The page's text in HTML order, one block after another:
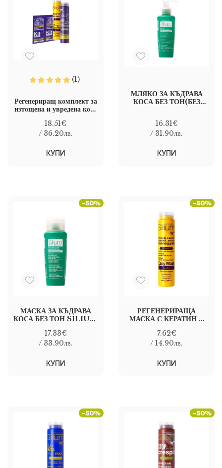
(1)
Регенериращ комплект за
изтощена и увредена коса
18.51€
/ 36.20лв.
КУПИ
МЛЯКО ЗА КЪДРАВА
КОСА БЕЗ ТОН(БЕЗ
MILK - NO RINSE
150 мл
16.31€
/ 31.90лв.
КУПИ
МАСКА ЗА КЪДРАВА
КОСА БЕЗ ТОН SILIUM
ELASTICIZING
MASK 250 мл
17.33€
/ 33.90лв.
КУПИ
РЕГЕНЕРИРАЩА
МАСКА С КЕРАТИН И
SILIUM REPAIR
MASK 250 МЛ
7.62€
/ 14.90лв.
КУПИ